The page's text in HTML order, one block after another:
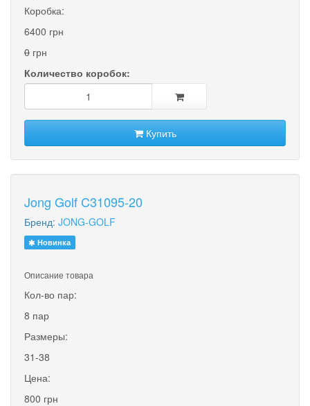
Коробка:
6400 грн
0 грн
Количество коробок:
Купить
Jong Golf C31095-20
Бренд: JONG-GOLF
Новинка
Описание товара
Кол-во пар:
8 пар
Размеры:
31-38
Цена:
800 грн